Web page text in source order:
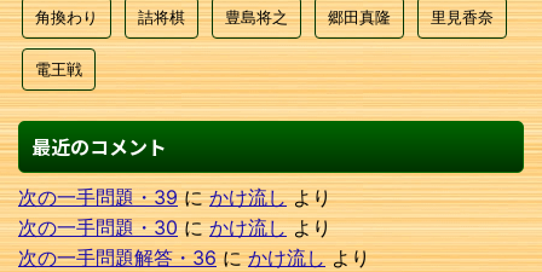
角換わり 詰将棋 豊島将之 郷田真隆 里見香奈
電王戦
最近のコメント
次の一手問題・39にかけ流しより
次の一手問題・30にかけ流しより
次の一手問題解答・36にかけ流しより